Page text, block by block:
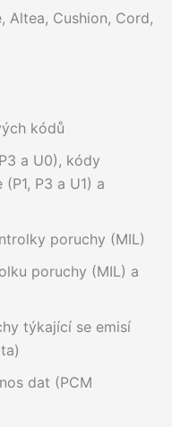
Altea, Cushion, Cord,
kódů
a U0), kódy
P3 a U1) a
poruchy (MIL)
poruchy (MIL) a
týkající se emisí
dat (PCM